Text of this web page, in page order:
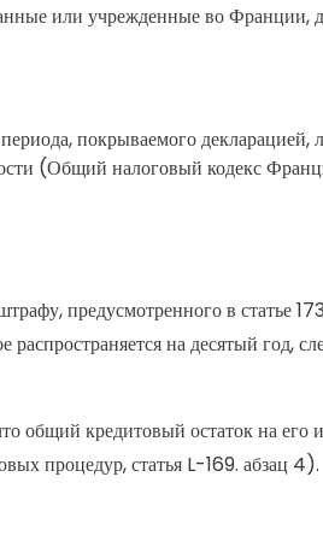
или учрежденные во
покрываемого
(Общий налоговый кодекс
предусмотренного в статье
на десятый год,
общий кредитовый остаток на его
процедур, статья L-169. абзац 4).